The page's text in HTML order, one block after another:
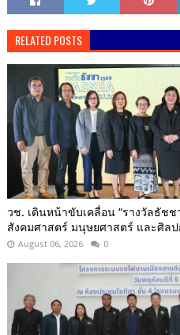
RELATED POSTS
วช. เดินหน้าขับเคลื่อน “รางวัลธัช
สังคมศาสตร์ มนุษยศาสตร์ และศิล
August 06, 2026 0